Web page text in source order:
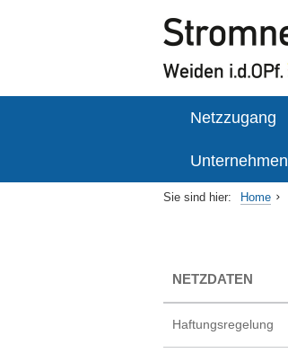
Netzzugang
Unternehmen
Sie sind hier: Home
NETZDATEN
Haftungsregelung